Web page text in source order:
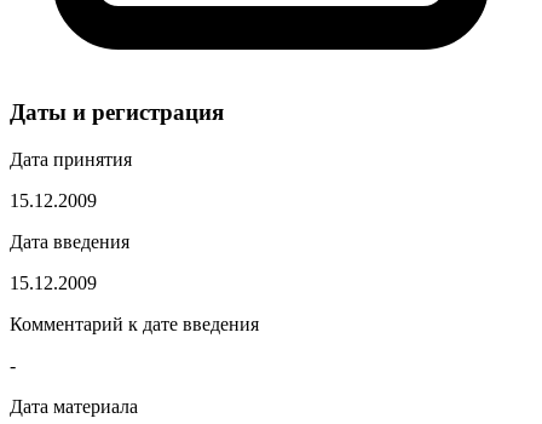
Даты и регистрация
Дата принятия
15.12.2009
Дата введения
15.12.2009
Комментарий к дате введения
-
Дата материала